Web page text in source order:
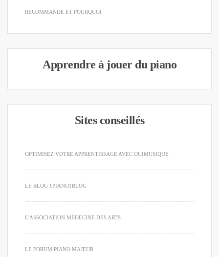
RECOMMANDE ET POURQUOI
Apprendre à jouer du piano
Sites conseillés
OPTIMISEZ VOTRE APPRENTISSAGE AVEC OUIMUSIQUE
LE BLOG 1PIANO1BLOG
L'ASSOCIATION MÉDECINE DES ARTS
LE FORUM PIANO MAJEUR